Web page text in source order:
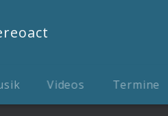
Videos Termine